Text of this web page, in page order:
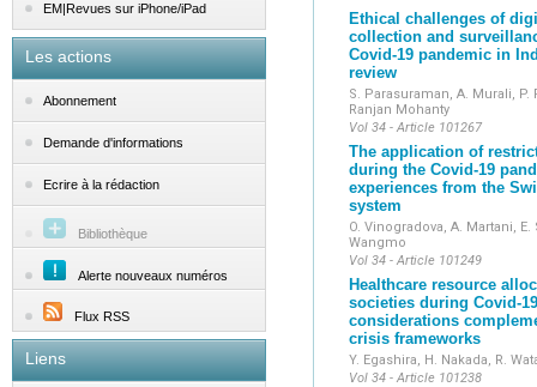
EM|Revues sur iPhone/iPad
Les actions
Abonnement
Demande d'informations
Ecrire à la rédaction
Bibliothèque
Alerte nouveaux numéros
Flux RSS
Liens
patients.
Ethical challenges of
collection and
Covid-19 pandemic in
review
S. Parasuraman, A. Murali, P.
Ranjan Mohanty
Vol 34 - Article 101267
The application of
during the Covid-19
experiences from the
system
O. Vinogradova, A. Martani, E.
Wangmo
Vol 34 - Article 101249
Healthcare resource
societies during Covid-
considerations
crisis frameworks
Y. Egashira, H. Nakada, R.
Vol 34 - Article 101238